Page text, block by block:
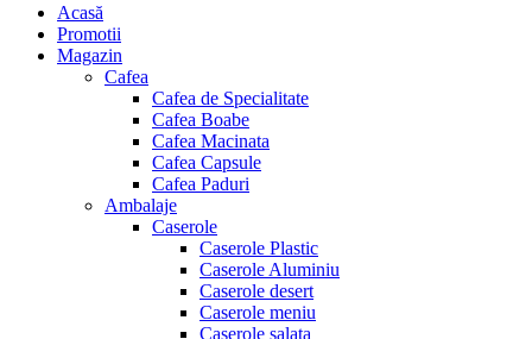
Menu
Acasă
Promotii
Magazin
Cafea
Cafea de Specialitate
Cafea Boabe
Cafea Macinata
Cafea Capsule
Cafea Paduri
Ambalaje
Caserole
Caserole Plastic
Caserole Aluminiu
Caserole desert
Caserole meniu
Caserole salata